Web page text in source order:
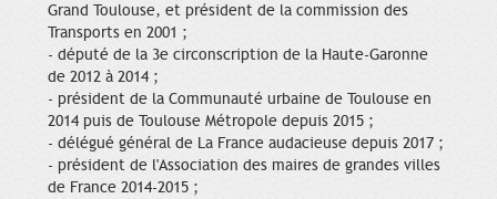
Grand Toulouse, et président de la commission des
Transports en 2001 ;
- député de la 3e circonscription de la Haute-Garonne
de 2012 à 2014 ;
- président de la Communauté urbaine de Toulouse en
2014 puis de Toulouse Métropole depuis 2015 ;
- délégué général de La France audacieuse depuis 2017 ;
- président de l'Association des maires de grandes villes
de France 2014-2015 ;